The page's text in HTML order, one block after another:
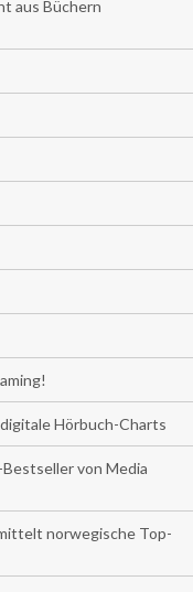
aus Büchern
Hörbuch-Charts
von Media
norwegische Top-